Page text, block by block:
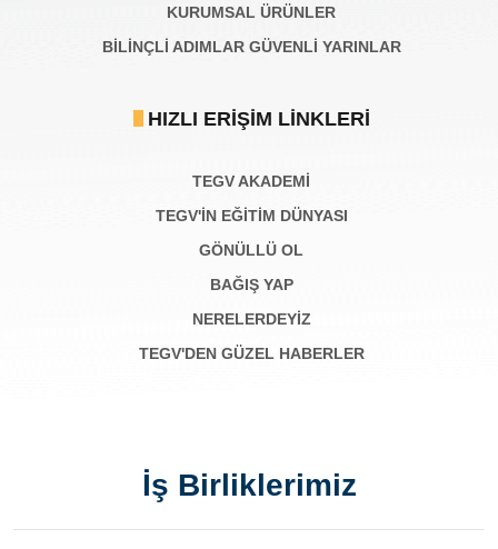
KURUMSAL ÜRÜNLER
BILINÇLI ADIMLAR GÜVENLI YARINLAR
HIZLI ERIŞIM LINKLERI
TEGV AKADEMI
TEGV'İN EĞİTİM DÜNYASI
GÖNÜLLÜ OL
BAĞIŞ YAP
NERELERDEYİZ
TEGV'DEN GÜZEL HABERLER
İş Birliklerimiz